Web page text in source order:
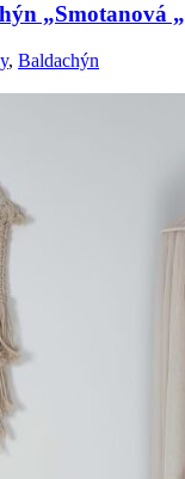
„Smotanová „
, Baldachýn